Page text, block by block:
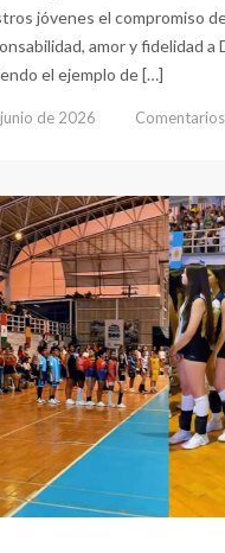
jóvenes el compromiso
amor y fidelidad a
el ejemplo de […]
de 2026